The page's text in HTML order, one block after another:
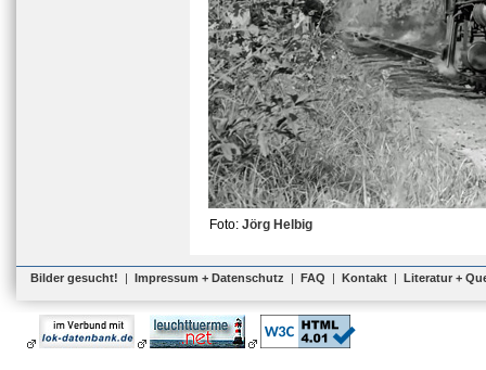
Foto: Jörg Helbig
Bilder gesucht! | Impressum + Datenschutz | FAQ | Kontakt | Literatur +